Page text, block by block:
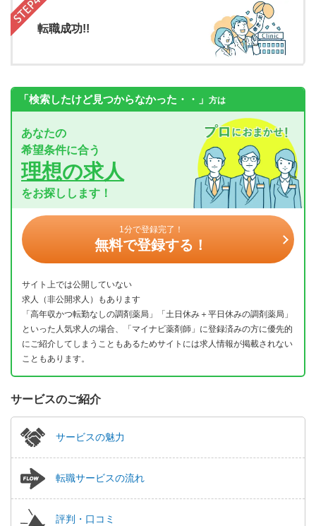
転職成功!!
「検索したけど見つからなかった・・」 方は
あなたの
希望条件に合う
理想の求人
をお探しします！
1分で登録完了！
無料で登録する！
サイト上では公開していない
求人（非公開求人）もあります
「高年収かつ転勤なしの調剤薬局」「土日休み＋平日休みの調剤薬局」
といった人気求人の場合、「マイナビ薬剤師」に登録済みの方に優先的
にご紹介してしまうこともあるためサイトには求人情報が掲載されない
こともあります。
サービスのご紹介
サービスの魅力
転職サービスの流れ
評判・口コミ